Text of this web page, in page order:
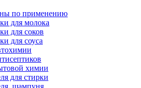
по применению
для молока
для соков
для соуса
химии
для стирки
шампуня